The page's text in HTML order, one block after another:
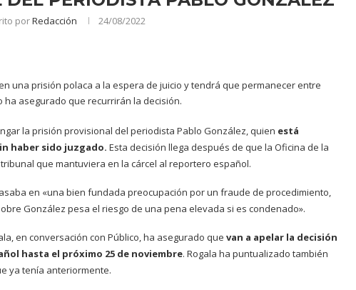
porRedacción 24/08/2022
una prisión polaca a la espera de juicio y tendrá que permanecer entre
asegurado que recurrirán la decisión.
la prisión provisional del periodista Pablo González, quien está
haber sido juzgado. Esta decisión llega después de que la Oficina de la
que mantuviera en la cárcel al reportero español.
en «una bien fundada preocupación por un fraude de procedimiento,
González pesa el riesgo de una pena elevada si es condenado».
en conversación con Público, ha asegurado que van a apelar la decisión
hasta el próximo 25 de noviembre. Rogala ha puntualizado también
ya tenía anteriormente.